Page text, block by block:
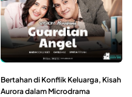
Bertahan di Konflik Keluarga, Kisah
Aurora dalam Microdrama